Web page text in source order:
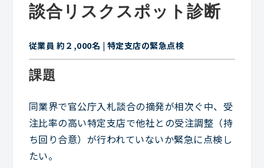
談合リスクスポット診断
従業員 約２,000名 | 特定支店の緊急点検
課題
同業界で官公庁入札談合の摘発が相次ぐ中、受
注比率の高い特定支店で他社との受注調整（持
ち回り合意）が行われていないか緊急に点検し
たい。